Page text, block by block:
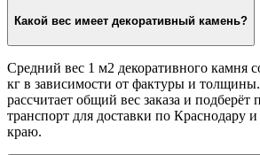
Какой вес имеет декоративный камень?
Средний вес 1 м2 декоративного камня
кг в зависимости от фактуры и
рассчитает общий вес заказа и подберёт
транспорт для доставки по Краснодару
краю.